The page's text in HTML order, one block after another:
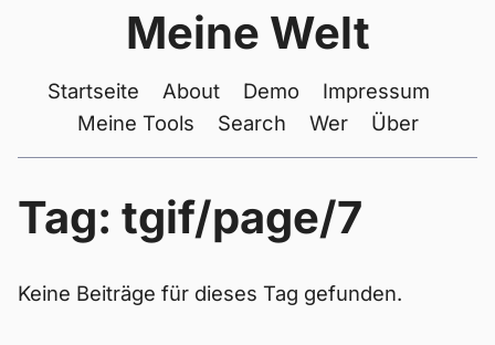
Meine Welt
Startseite About Demo
Impressum
Meine Tools
Search Wer Über
Tag: tgif/page/7
Keine Beiträge für dieses Tag gefunden.